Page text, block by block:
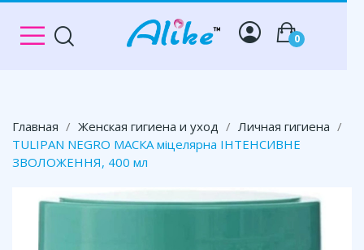
0
Главная Женская гигиена и уход
Личная гигиена
TULIPAN NEGRO МАСКА міцелярна ІНТЕНСИВНЕ
ЗВОЛОЖЕННЯ, 400 мл